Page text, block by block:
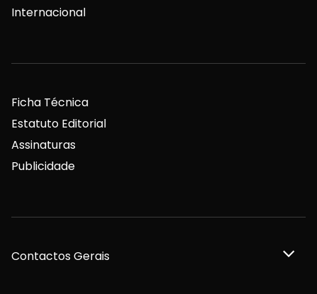
Internacional
Ficha Técnica
Estatuto Editorial
Assinaturas
Publicidade
Contactos Gerais